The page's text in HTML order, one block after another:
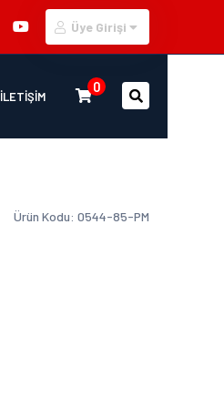
Üye Girişi
İLETİŞİM
0
Ürün Kodu: 0544-85-PM